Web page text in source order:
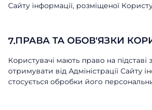
Сайту інформації, розміщеної
7.ПРАВА ТА ОБОВ'ЯЗКИ
Користувачі мають право на підставі
отримувати від Адміністрації Сайту
стосується обробки його
Відправити